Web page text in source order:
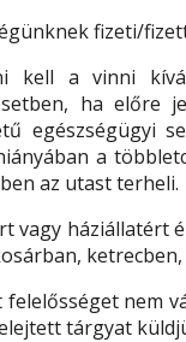
fizeti/
kell a vinni
ha előre
egészségügyi
a
az utast terheli.
vagy háziállatért
nem
tárgyat